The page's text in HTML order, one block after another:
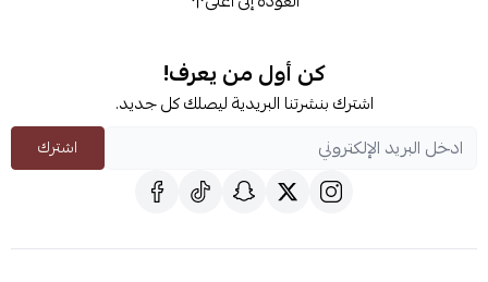
كن أول من يعرف!
اشترك بنشرتنا البريدية ليصلك كل جديد.
اشترك